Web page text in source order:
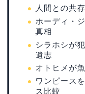
人間との共
ホーディ・
真相
シラホシが
遺志
オトヒメが
ワンピース
ス比較